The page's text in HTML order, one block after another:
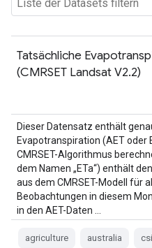
Tatsächliche
(CMRSET Landsat V2.2)
Dieser Datensatz enthält
Evapotranspiration (AET
CMRSET-Algorithmus
dem Namen „ETa“) enthält
aus dem CMRSET-Modell für
Beobachtungen in diesem
in den AET-Daten …
agriculture australia